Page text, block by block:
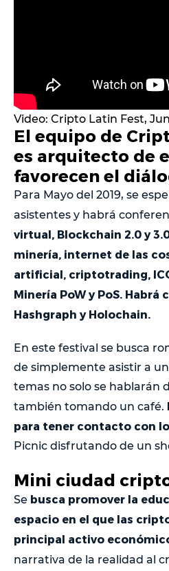
Video: Cripto Latin Fest,
El equipo de
es arquitecto de
favorecen el
Para Mayo del 2019, se
asistentes y habrá
virtual, Blockchain 2.0 y
minería, internet de las
artificial, criptotrading,
Minería PoW y PoS.
Hashgraph y Holochain.
En este festival se busca
de simplemente asistir a
temas no solo se hablarán
también tomando un café.
para tener contacto con
Picnic disfrutando de un
Mini ciudad
Se busca promover la
espacio en el que las
principal activo
narrativa de la realidad al